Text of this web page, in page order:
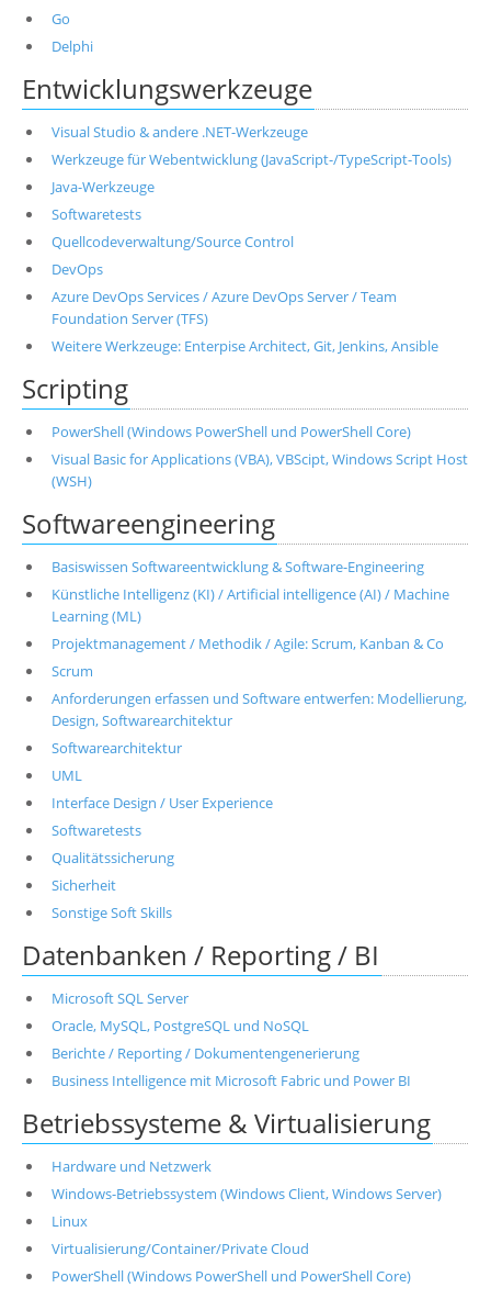
Go
Delphi
Entwicklungswerkzeuge
Visual Studio & andere .NET-Werkzeuge
Werkzeuge für Webentwicklung (JavaScript-/TypeScript-Tools)
Java-Werkzeuge
Softwaretests
Quellcodeverwaltung/Source Control
DevOps
Azure DevOps Services / Azure DevOps Server / Team
Foundation Server (TFS)
Weitere Werkzeuge: Enterpise Architect, Git, Jenkins, Ansible
Scripting
PowerShell (Windows PowerShell und PowerShell Core)
Visual Basic for Applications (VBA), VBScipt, Windows Script Host
(WSH)
Softwareengineering
Basiswissen Softwareentwicklung & Software-Engineering
Künstliche Intelligenz (KI) / Artificial intelligence (AI) / Machine
Learning (ML)
Projektmanagement / Methodik / Agile: Scrum, Kanban & Co
Scrum
Anforderungen erfassen und Software entwerfen: Modellierung,
Design, Softwarearchitektur
Softwarearchitektur
UML
Interface Design / User Experience
Softwaretests
Qualitätssicherung
Sicherheit
Sonstige Soft Skills
Datenbanken / Reporting / BI
Microsoft SQL Server
Oracle, MySQL, PostgreSQL und NoSQL
Berichte / Reporting / Dokumentengenerierung
Business Intelligence mit Microsoft Fabric und Power BI
Betriebssysteme & Virtualisierung
Hardware und Netzwerk
Windows-Betriebssystem (Windows Client, Windows Server)
Linux
Virtualisierung/Container/Private Cloud
PowerShell (Windows PowerShell und PowerShell Core)